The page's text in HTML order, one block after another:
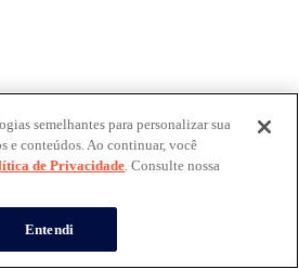
semelhantes para personalizar sua
e conteúdos. Ao continuar, você
de Privacidade. Consulte nossa
Entendi